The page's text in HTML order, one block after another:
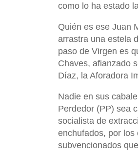
como lo ha estado
Quién es ese Juan
arrastra una estela
paso de Virgen es
Chaves, afianzado
Díaz, la Aforadora
Nadie en sus
Perdedor (PP) sea
socialista de
enchufados, por los
subvencionados